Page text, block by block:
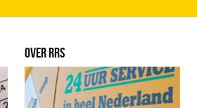
OVER RRS